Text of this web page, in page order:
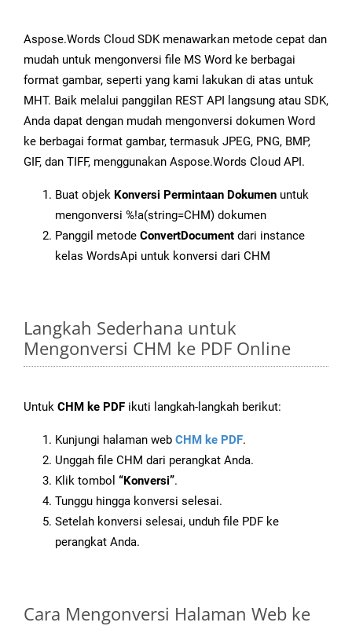
Aspose.Words Cloud SDK menawarkan metode cepat dan
mudah untuk mengonversi file MS Word ke berbagai
format gambar, seperti yang kami lakukan di atas untuk
MHT. Baik melalui panggilan REST API langsung atau SDK,
Anda dapat dengan mudah mengonversi dokumen Word
ke berbagai format gambar, termasuk JPEG, PNG, BMP,
GIF, dan TIFF, menggunakan Aspose.Words Cloud API.
Buat objek Konversi Permintaan Dokumen untuk
mengonversi %!a(string=CHM) dokumen
Panggil metode ConvertDocument dari instance
kelas WordsApi untuk konversi dari CHM
Langkah Sederhana untuk
Mengonversi CHM ke PDF Online
Untuk CHM ke PDF ikuti langkah-langkah berikut:
Kunjungi halaman web CHM ke PDF.
Unggah file CHM dari perangkat Anda.
Klik tombol “Konversi”.
Tunggu hingga konversi selesai.
Setelah konversi selesai, unduh file PDF ke
perangkat Anda.
Cara Mengonversi Halaman Web ke